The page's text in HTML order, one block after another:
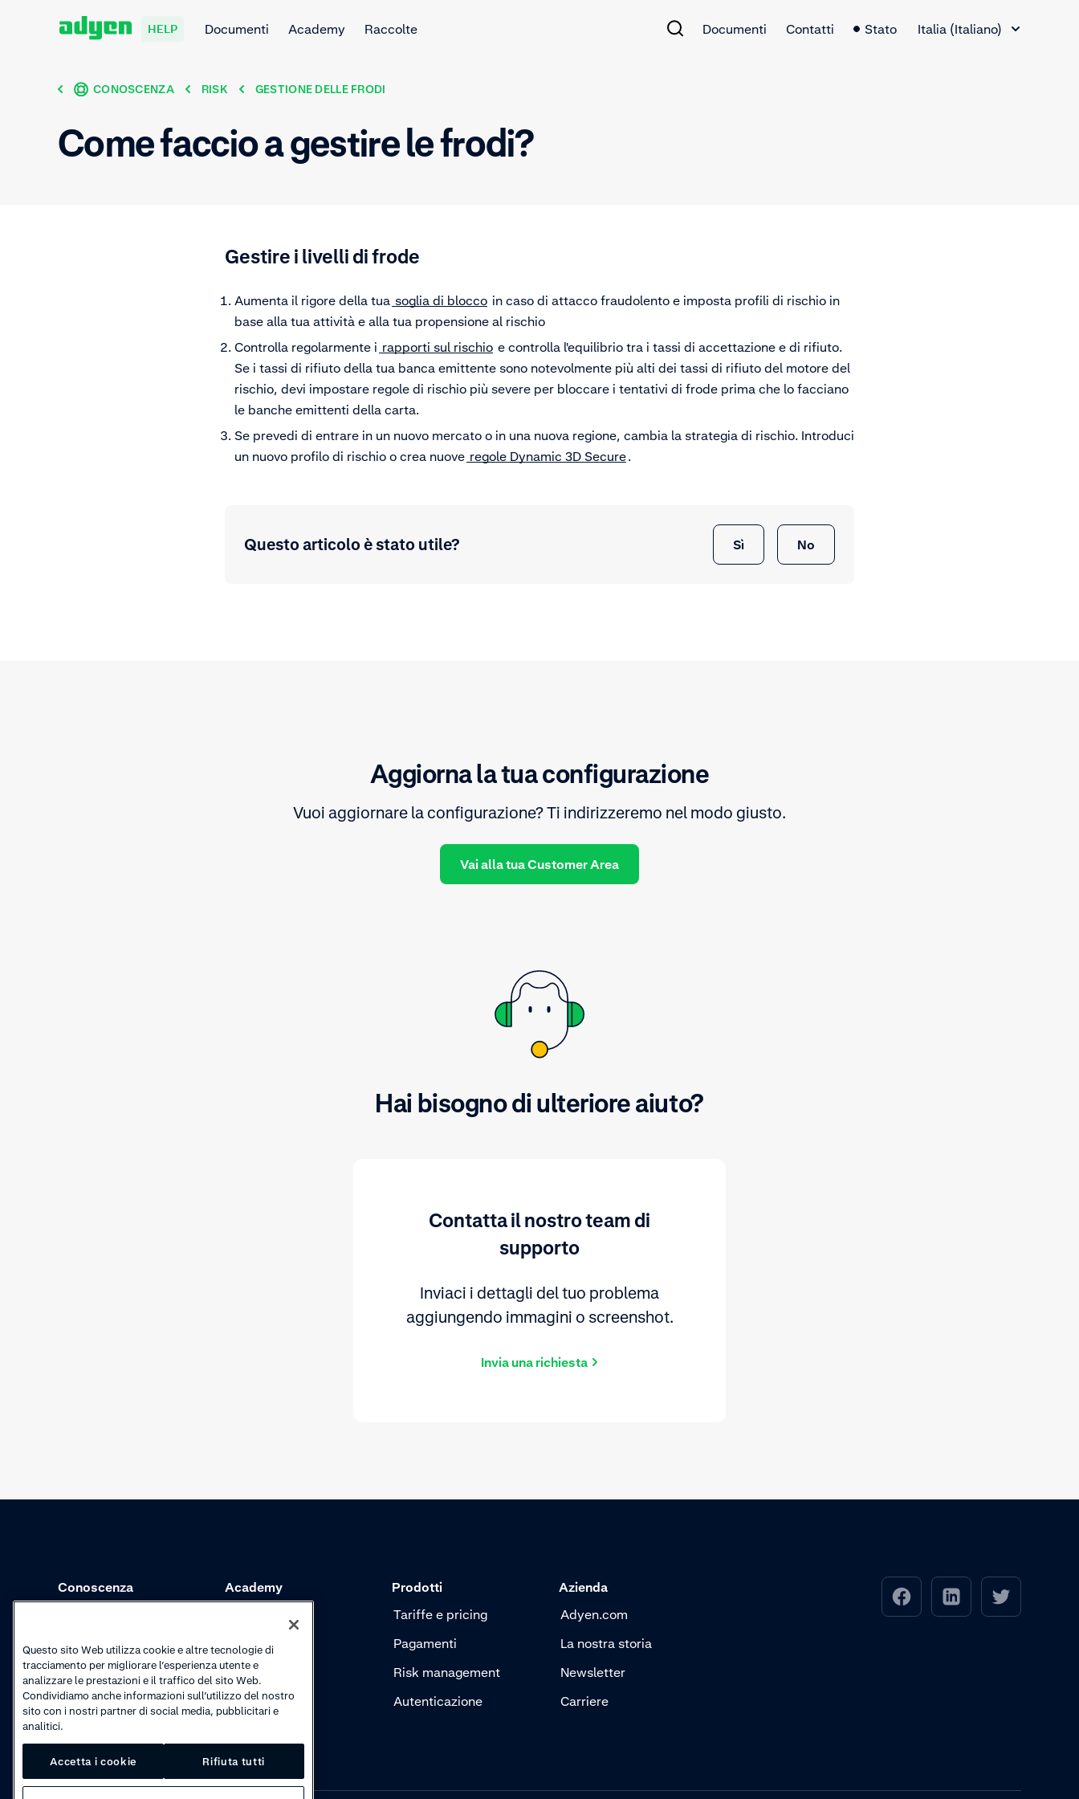
HELP Documenti Academy Raccolte Documenti Contatti Stato
Italia (Italiano)
CONOSCENZA RISK GESTIONE DELLE FRODI
Come faccio a gestire le frodi?
Gestire i livelli di frode
Aumenta il rigore della tua soglia di blocco in caso di attacco fraudolento e imposta profili di rischio in
base alla tua attività e alla tua propensione al rischio
Controlla regolarmente i rapporti sul rischio e controlla l'equilibrio tra i tassi di accettazione e di rifiuto.
Se i tassi di rifiuto della tua banca emittente sono notevolmente più alti dei tassi di rifiuto del motore del
rischio, devi impostare regole di rischio più severe per bloccare i tentativi di frode prima che lo facciano
le banche emittenti della carta.
Se prevedi di entrare in un nuovo mercato o in una nuova regione, cambia la strategia di rischio. Introduci
un nuovo profilo di rischio o crea nuove regole Dynamic 3D Secure.
Questo articolo è stato utile? Sì No
Aggiorna la tua configurazione
Vuoi aggiornare la configurazione? Ti indirizzeremo nel modo giusto.
Vai alla tua Customer Area
Hai bisogno di ulteriore aiuto?
Contatta il nostro team di
supporto
Inviaci i dettagli del tuo problema
aggiungendo immagini o screenshot.
Invia una richiesta
Conoscenza
Aggiornamenti sui
prodotti
Academy
Video tutorial
Prodotti
Tariffe e pricing
Pagamenti
Risk management
Autenticazione
Azienda
Adyen.com
La nostra storia
Newsletter
Carriere
Questo sito Web utilizza cookie e altre tecnologie di
tracciamento per migliorare l’esperienza utente e
analizzare le prestazioni e il traffico del sito Web.
Condividiamo anche informazioni sull’utilizzo del nostro
sito con i nostri partner di social media, pubblicitari e
analitici.
Accetta i cookie Rifiuta tutti